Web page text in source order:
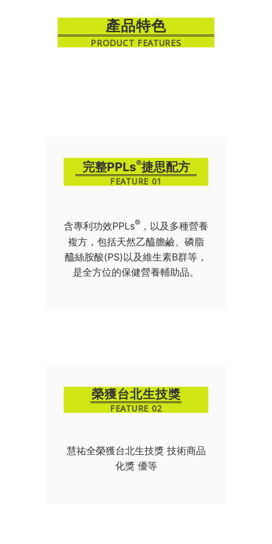
產品特色
PRODUCT FEATURES
完整PPLs®捷思配方
FEATURE 01
含專利功效PPLs® ，以及多種營養
複方，包括天然乙醯膽鹼、磷脂
醯絲胺酸(PS)以及維生素B群等，
是全方位的保健營養輔助品。
榮獲台北生技獎
FEATURE 02
慧祐全榮獲台北生技獎 技術商品
化獎 優等